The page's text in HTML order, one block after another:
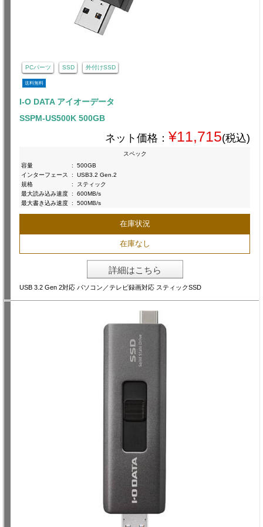
PCパーツ SSD 外付けSSD
送料無料
I-O DATA アイオーデータ
SSPM-US500K 500GB
ネット価格： ¥11,715(税込)
スペック
容量
:
500GB
インターフェース
:
USB3.2 Gen.2
規格
:
スティック
最大読み込み速度 :
600MB/s
最大書き込み速度 : 500MB/s
在庫状況
在庫なし
詳細はこちら
USB 3.2 Gen 2対応 パソコン／テレビ録画対応 スティックSSD